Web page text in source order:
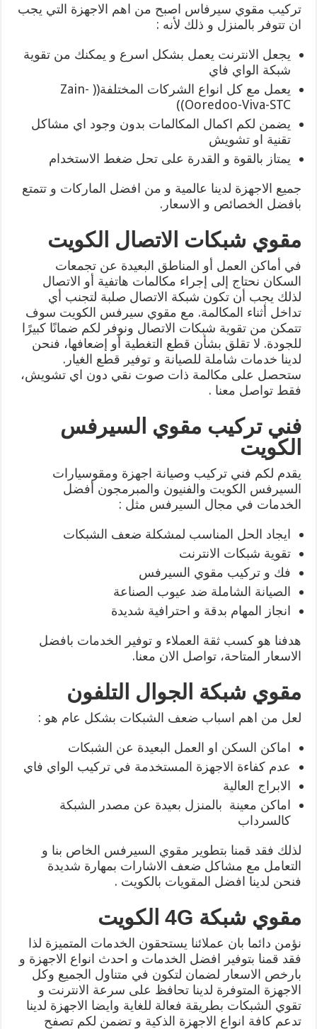
تركيب مقوي سيرفاس اصبح من اهم الاجهزة التي يجب
ان تتوفر بالمنزل و ذلك لأنه :
يجعل الانترنت يعمل بشكل اسرع و يمكنك من تقوية
شبكة الواي فاي
يعمل مع كل انواع الشركات المختلفة(( Zain-
Ooredoo-Viva-STC))
يضمن لكم اكمال المكالمات بدون وجود اي مشاكل
تقنية او تشويش
يمتاز بالقوة و القدرة على تحل ضغط الاستخدام
جميع الاجهزة لدينا عالمية و من افضل الماركات و تتمتع
بافضل الخصائص و الاسعار.
مقوي شبكات الاتصال الكويت
في أماكن العمل أو المناطق البعيدة عن تجمعات
السكان نحتاج إلى إجراء مكالمات هاتفية أو الاتصال
لذلك يجب أن تكون شبكة الاتصال صلبة لتجنب أي
تداخل أثناء المكالمة. مع مقوي سيرفس الكويت سوف
تتمكن من تقوية شبكات الاتصال ونوفر لكم ضمانًا كبيرًا
للجودة. لا تقلق بشأن قطع التغطية أو إضعافها، فنحن
لدينا خدمات شاملة للصيانة و توفير قطع الغيار.
ستحصل على مكالمة ذات صوت نقي دون اي تشويش،
فقط تواصل معنا .
فني تركيب مقوي السيرفس
الكويت
يقدم لكم فني تركيب وصيانة اجهزة ومقوسيارات
السيرفس الكويت والفنيون والمبرمجون أفضل
الخدمات في مجال السيرفس مثل :
ايجاد الحل المناسب لمشكلة ضعف الشبكات
تقوية شبكات الانترنت
فك و تركيب مقوي السيرفس
الصيانة الشاملة ضد عيوب الصناعة
انجاز المهام بدقة و احترافية شديدة
هدفنا هو كسب ثقة العملاء و توفير الخدمات بافضل
الاسعار المتاحة، تواصل الان معنا.
مقوي شبكة الجوال التلفون
لعل من اهم اسباب ضعف الشبكات بشكل عام هو :
اماكن السكن او العمل البعيدة عن الشبكات
عدم كفاءة الاجهزة المستخدمة في تركيب الواي فاي
الابراج العالية
اماكن معينة بالمنزل بعيدة عن مصدر الشبكة
كالسرداب
لذلك فقد قمنا بتطوير مقوي السيرفس الخاص بنا و
التعامل مع مشاكل ضعف الاشارات بمهارة شديدة
فنحن لدينا افضل المقويات بالكويت .
مقوي شبكة 4G الكويت
نؤمن دائما بان عملائنا يستحقون الخدمات المتميزة لذا
فقد قمنا بتوفير افضل الخدمات و احدث انواع الاجهزة و
بارخص الاسعار لضمان لتكون في متناول الجميع وكل
الاجهزة المتوفرة لدينا تحافظ على سرعة الانترنت و
تقوي الشبكات بطريقة فعالة للغاية وايضا الاجهزة لدينا
تدعم كافة انواع الاجهزة الذكية و تضمن لكم تصفح